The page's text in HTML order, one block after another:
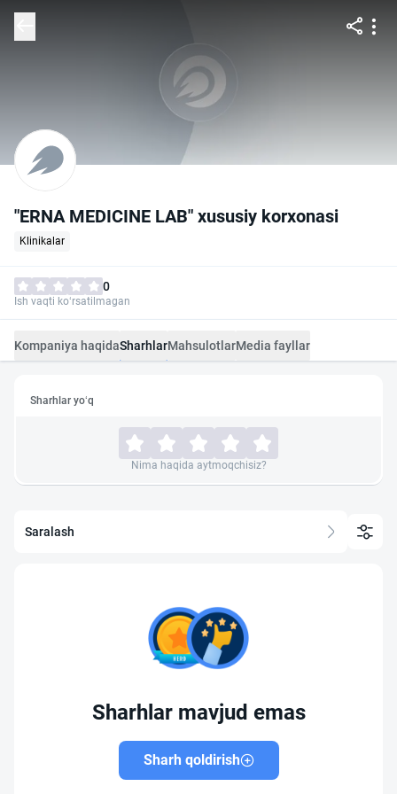
"ERNA MEDICINE LAB" xususiy korxonasi
Klinikalar
0
Ish vaqti ko‘rsatilmagan
Kompaniya haqidaSharhlarMahsulotlarMedia fayllar
Sharhlar yo‘q
Nima haqida aytmoqchisiz?
Saralash
Sharhlar mavjud emas
Sharh qoldirish